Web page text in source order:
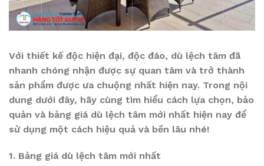
Với thiết kế độc hiện đại, độc đáo, dù lệch tâm đã
nhanh chóng nhận được sự quan tâm và trở thành
sản phẩm được ưa chuộng nhất hiện nay. Trong nội
dung dưới đây, hãy cùng tìm hiểu cách lựa chọn, bảo
quản và bảng giá dù lệch tâm mới nhất hiện nay để
sử dụng một cách hiệu quả và bền lâu nhé!
1. Bảng giá dù lệch tâm mới nhất